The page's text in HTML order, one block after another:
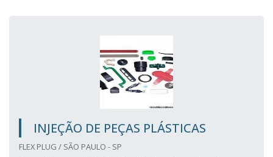
INJEÇÃO DE PEÇAS PLÁSTICAS
FLEX PLUG / SÃO PAULO - SP